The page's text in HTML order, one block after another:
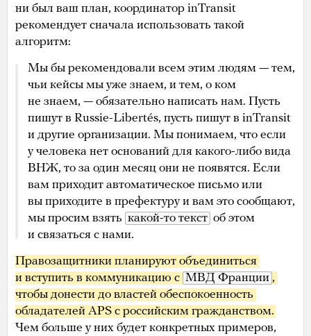
ни был ваш план, координатор inTransit
рекомендует сначала использовать такой
алгоритм:
Мы бы рекомендовали всем этим людям — тем,
чьи кейсы мы уже знаем, и тем, о ком
не знаем, — обязательно написать нам. Пусть
пишут в Russie-Libertés, пусть пишут в inTransit
и другие организации. Мы понимаем, что если
у человека нет оснований для какого-либо вида
ВНЖ, то за один месяц они не появятся. Если
вам приходит автоматическое письмо или
вы приходите в префектуру и вам это сообщают,
мы просим взять какой-то текст об этом
и связаться с нами.
Правозащитники планируют объединиться
и вступить в коммуникацию с МВД Франции ,
чтобы донести до властей обеспокоенность
Чем больше у них будет конкретных примеров,